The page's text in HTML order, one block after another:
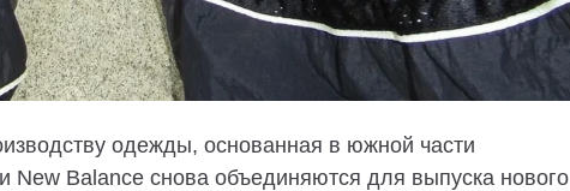
одежды, основанная в южной части
New Balance снова объединяются для выпуска нового